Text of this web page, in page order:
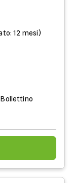
12 mesi)